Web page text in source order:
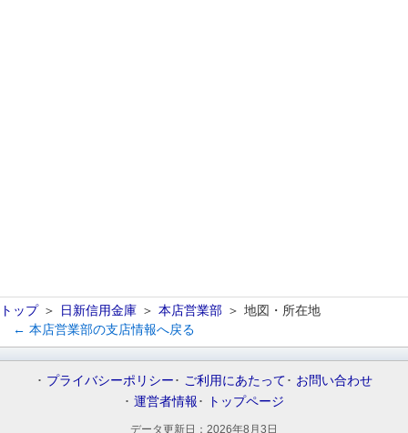
トップ 日新信用金庫 本店営業部
地図・所在地
← 本店営業部の支店情報へ戻る
プライバシーポリシー ご利用にあたって
お問い合わせ
運営者情報
トップページ
データ更新日： 2026年8月3日